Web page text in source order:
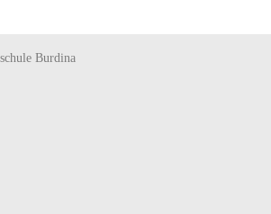
Burdina